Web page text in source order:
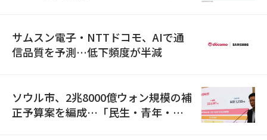
サムスン電子・NTTドコモ、AIで通
信品質を予測…低下頻度が半減
ソウル市、2兆8000億ウォン規模の補
正予算案を編成…「民生・青年・安